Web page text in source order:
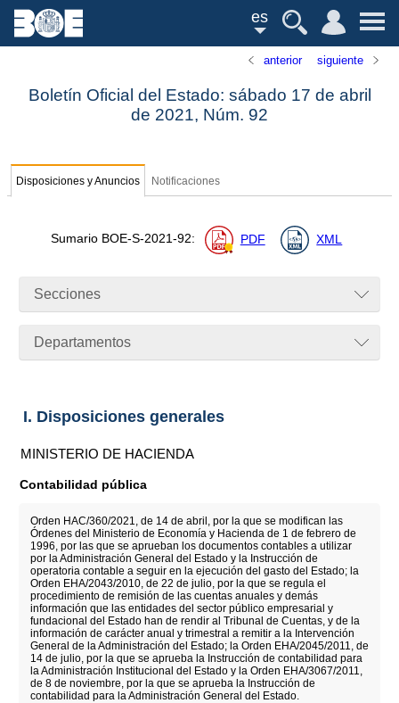
es
anterior siguiente
Boletín Oficial del Estado: sábado 17 de abril
de 2021, Núm. 92
Disposiciones y Anuncios Notificaciones
Sumario BOE-S-2021-92: PDF XML
Secciones
Departamentos
I. Disposiciones generales
MINISTERIO DE HACIENDA
Contabilidad pública
Orden HAC/360/2021, de 14 de abril, por la que se modifican las
Órdenes del Ministerio de Economía y Hacienda de 1 de febrero de
1996, por las que se aprueban los documentos contables a utilizar
por la Administración General del Estado y la Instrucción de
operatoria contable a seguir en la ejecución del gasto del Estado; la
Orden EHA/2043/2010, de 22 de julio, por la que se regula el
procedimiento de remisión de las cuentas anuales y demás
información que las entidades del sector público empresarial y
fundacional del Estado han de rendir al Tribunal de Cuentas, y de la
información de carácter anual y trimestral a remitir a la Intervención
General de la Administración del Estado; la Orden EHA/2045/2011, de
14 de julio, por la que se aprueba la Instrucción de contabilidad para
la Administración Institucional del Estado y la Orden EHA/3067/2011,
de 8 de noviembre, por la que se aprueba la Instrucción de
contabilidad para la Administración General del Estado.